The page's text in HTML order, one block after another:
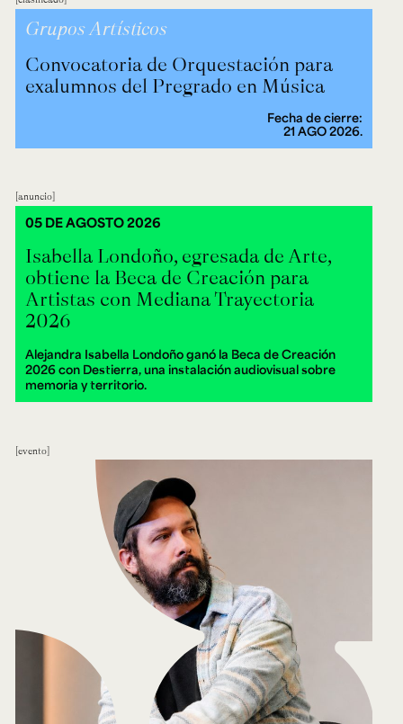
Grupos Artísticos
Convocatoria de Orquestación para
exalumnos del Pregrado en Música
Fecha de cierre:
21 AGO 2026.
anuncio
Isabella Londoño, egresada de Arte,
obtiene la Beca de Creación para
Artistas con Mediana Trayectoria
2026
Alejandra Isabella Londoño ganó la Beca de Creación
2026 con Destierra, una instalación audiovisual sobre
memoria y territorio.
05 DE AGOSTO 2026
evento